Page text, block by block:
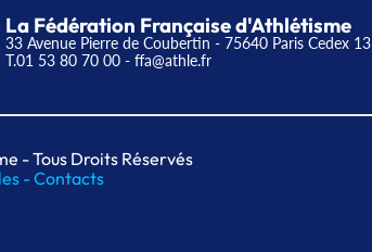
La Fédération Française d'Athlétisme
33 Avenue Pierre de Coubertin - 75640 Paris Cedex 13
T.01 53 80 70 00 - ffa@athle.fr
- Tous Droits Réservés
-Contacts